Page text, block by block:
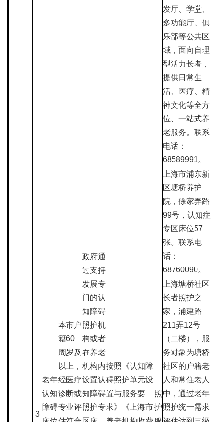
发厅、学堂、
多功能厅、俱
乐部等公共区
域，面向自理
型活力长者，
提供日常生
活、医疗、精
神文化等全方
位、一站式养
老服务。联系
电话：
68589991。
3
老年
认知
障碍
本市户
籍60
周岁及
以上，
经医疗
诊断或
专业评
政府通
过支持
发展专
门的认
知障碍
照护机
构或者
在养老
机构内
设置认
知障碍
照护专
按照《认知障
碍照护单元设
置与服务要
求》《上海市
照
护
上海市浦东新
区塘桥养护
院，徐家弄路
99号，认知症
专区床位57
张。联系电
话：
68760090。
上海塘桥社区
长者照护之
家，浦建路
211弄12号
（二楼），服
务对象为塘桥
社区的户籍老
人和常住老人
中，通过老年
照护统一需求